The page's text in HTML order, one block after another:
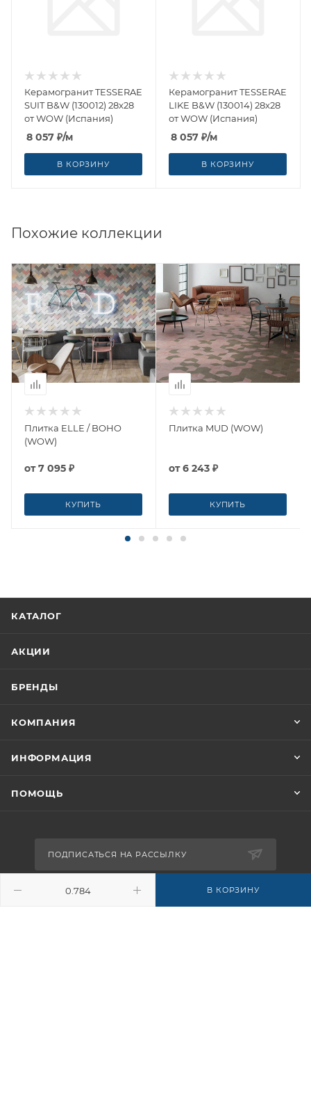
В КОРЗИНУ
Керамогранит TESSERAE
SUIT B&W (130012) 28x28
от WOW (Испания)
8 057 ₽/м
В КОРЗИНУ
Керамогранит TESSERAE
LIKE B&W (130014) 28x28
от WOW (Испания)
8 057 ₽/м
В КОРЗИНУ
Похожие коллекции
Плитка ELLE / BOHO
(WOW)
от7 095 ₽
КУПИТЬ
Плитка MUD (WOW)
от6 243 ₽
КУПИТЬ
КАТАЛОГ
АКЦИИ
БРЕНДЫ
КОМПАНИЯ
ИНФОРМАЦИЯ
ПОМОЩЬ
ПОДПИСАТЬСЯ НА РАССЫЛКУ
8-926-503-61-65